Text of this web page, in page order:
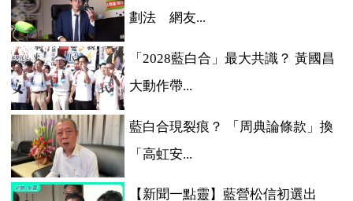
劃法 網友...
「2028藍白合」最大共識？ 黃國昌
大動作帶...
藍白合現裂痕？ 「周典論條款」換
「高虹安...
【新聞一點靈】藍營松信初選出